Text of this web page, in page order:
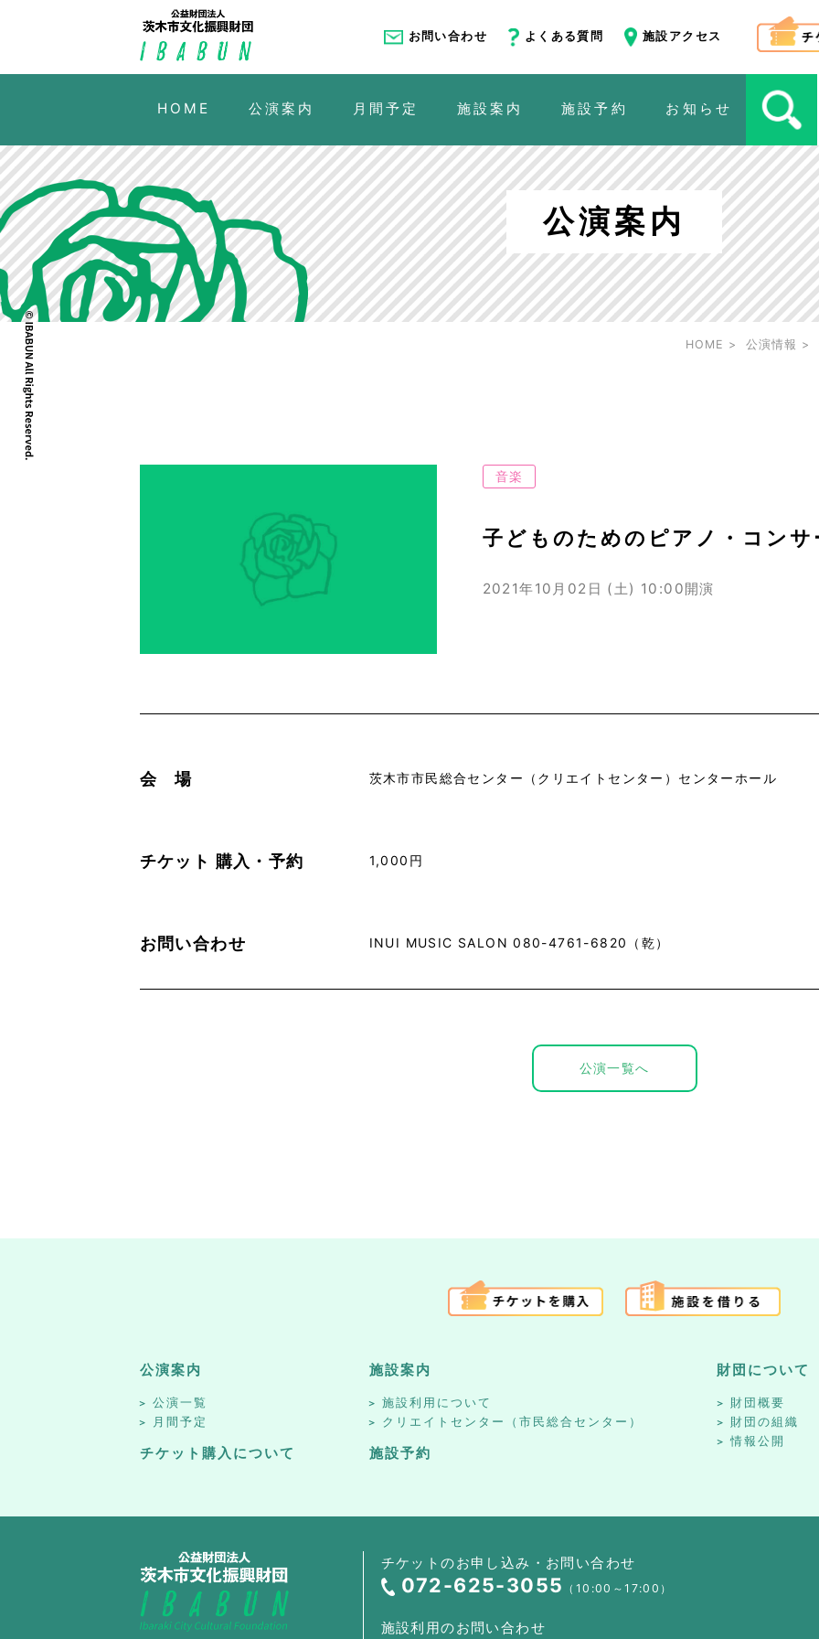
お問い合わせ よくある質問 施設アクセス
HOME 公演案内 月間予定 施設案内 施設予約 お知らせ
公演案内
HOME 公演情報
音楽
子どものためのピアノ・コンサ
2021年10月02日 (土) 10:00開演
会 場 茨木市市民総合センター（クリエイトセンター）センターホール
チケット 購入・予約 1,000円
お問い合わせ INUI MUSIC SALON 080-4761-6820（乾）
公演一覧へ
公演案内
公演一覧
月間予定
チケット購入について
施設案内
施設利用について
クリエイトセンター（市民総合センター）
施設予約
財団について
財団概要
財団の組織
情報公開
チケットのお申し込み・お問い合わせ
072-625-3055 （10:00～17:00）
施設利用のお問い合わせ